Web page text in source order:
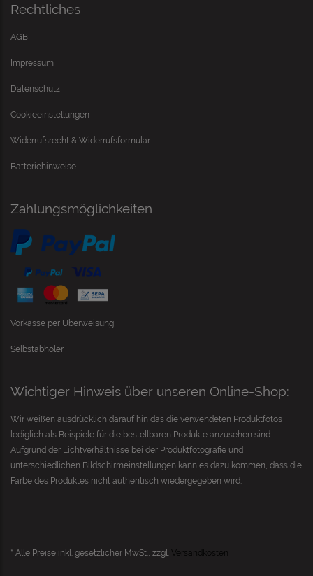
Rechtliches
AGB
Impressum
Datenschutz
Cookieeinstellungen
Widerrufsrecht & Widerrufsformular
Batteriehinweise
Zahlungsmöglichkeiten
Vorkasse per Überweisung
Selbstabholer
Wichtiger Hinweis über unseren Online-Shop:
Wir weißen ausdrücklich darauf hin das die verwendeten Produktfotos
lediglich als Beispiele für die bestellbaren Produkte anzusehen sind.
Aufgrund der Lichtverhältnisse bei der Produktfotografie und
unterschiedlichen Bildschirmeinstellungen kann es dazu kommen, dass die
Farbe des Produktes nicht authentisch wiedergegeben wird.
* Alle Preise inkl. gesetzlicher MwSt., zzgl. Versandkosten